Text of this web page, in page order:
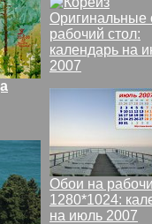
Оригинальные
рабочий стол:
календарь на
2007
Обои на
1280*1024:
на июль 2007